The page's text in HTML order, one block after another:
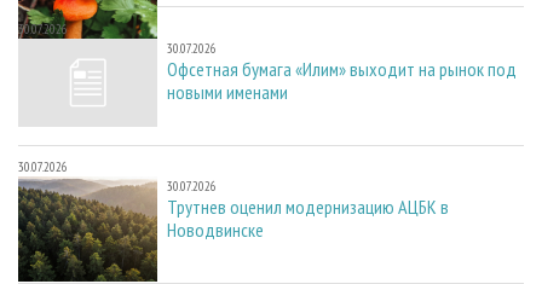
30.07.2026
30.07.2026
Офсетная бумага «Илим» выходит на рынок под
новыми именами
30.07.2026
30.07.2026
Трутнев оценил модернизацию АЦБК в
Новодвинске